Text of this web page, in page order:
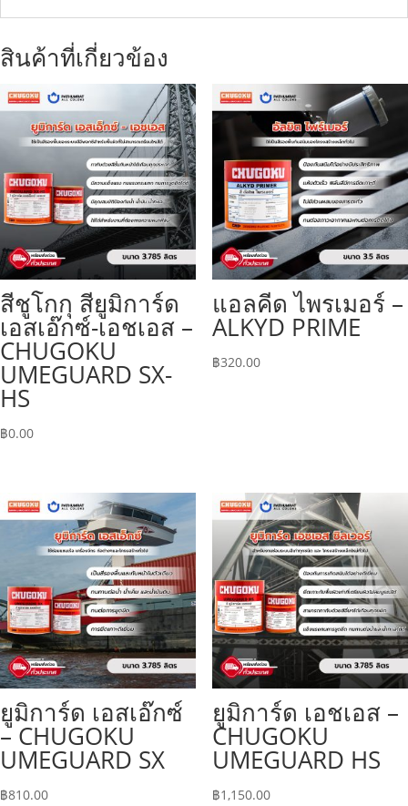
สินค้าที่เกี่ยวข้อง
สีชูโกกุ สียูมิการ์ด
เอสเอ๊กซ์-เอชเอส –
CHUGOKU
UMEGUARD SX-
HS
฿0.00
แอลคีด ไพรเมอร์ –
ALKYD PRIME
฿320.00
ยูมิการ์ด เอสเอ๊กซ์
– CHUGOKU
UMEGUARD SX
฿810.00
ยูมิการ์ด เอชเอส –
CHUGOKU
UMEGUARD HS
฿1,150.00